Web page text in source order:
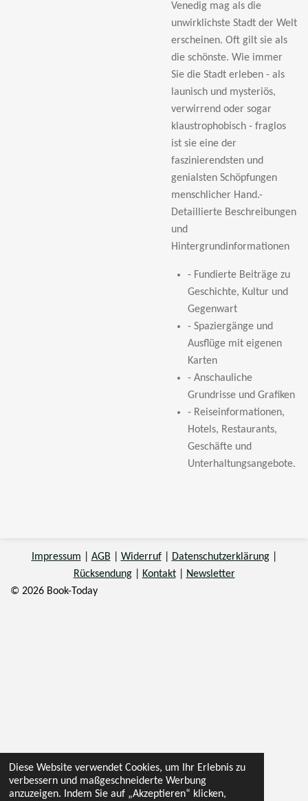
Diese Website verwendet Cookies, um Ihr Erlebnis zu
verbessern und maßgeschneiderte Werbung
anzuzeigen. Indem Sie auf „Akzeptieren“ klicken,
Venedig mag als die
unwirklichste Stadt der Welt
erscheinen. Oft gilt sie als
die schönste. Wie immer
Sie die Stadt erleben - als
launisch und mysteriös,
verwirrend oder sogar
klaustrophobisch - fraglos
ist sie eine der
faszinierendsten und
genialsten Schöpfungen
menschlicher Hand.-
Detaillierte Beschreibungen
und
Hintergrundinformationen
- Fundierte Beiträge zu
Geschichte, Kultur und
Gegenwart
- Spaziergänge und
Ausflüge mit eigenen
Karten
- Anschauliche
Grundrisse und Grafiken
- Reiseinformationen,
Hotels, Restaurants,
Geschäfte und
Unterhaltungsangebote.
Impressum AGB Widerruf| Datenschutzerklärung|
Rücksendung| Kontakt|
Newsletter
© 2026 Book-Today